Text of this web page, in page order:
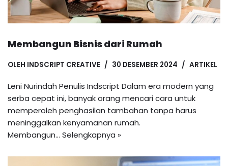
Membangun Bisnis dari Rumah
OLEH INDSCRIPT CREATIVE 30 DESEMBER 2024 ARTIKEL
Leni Nurindah Penulis Indscript Dalam era modern yang
serba cepat ini, banyak orang mencari cara untuk
memperoleh penghasilan tambahan tanpa harus
meninggalkan kenyamanan rumah.
Membangun… Selengkapnya »